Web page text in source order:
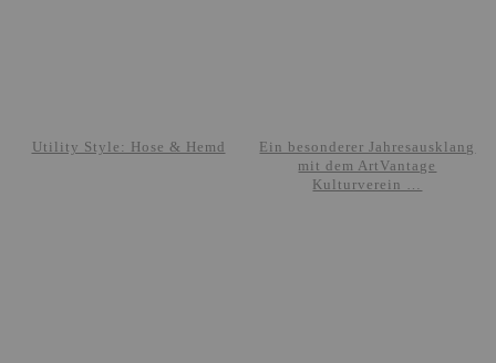
Utility Style: Hose & Hemd
Ein besonderer Jahresausklang
mit dem ArtVantage
Kulturverein …